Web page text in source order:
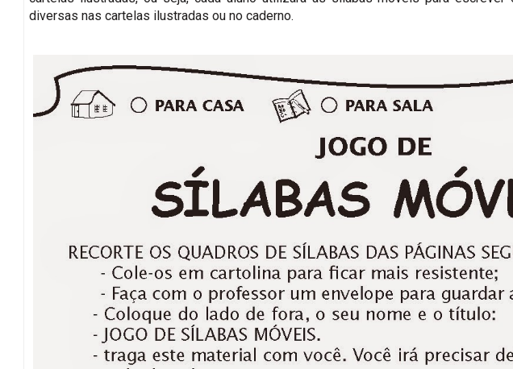
diversas nas cartelas ilustradas ou no caderno.